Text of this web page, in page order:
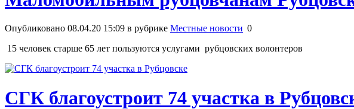
Опубликовано 08.04.20 15:09 в рубрике Местные новости 0
15 человек старше 65 лет пользуются услугами рубцовских волонтеров
СГК благоустроит 74 участка в